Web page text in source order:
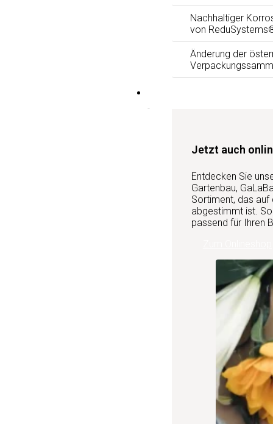
Nachhaltiger
von
Änderung der
Jetzt auch
Entdecken Sie
Gartenbau,
Sortiment, das
abgestimmt ist.
passend für Ihren